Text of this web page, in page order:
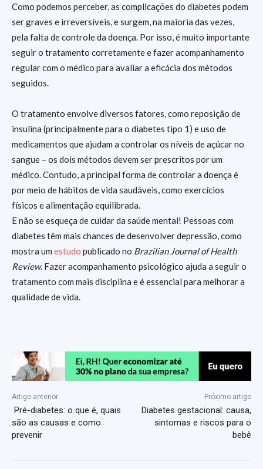
Como podemos perceber, as complicações do diabetes podem
ser graves e irreversíveis, e surgem, na maioria das vezes,
pela falta de controle da doença. Por isso, é muito importante
seguir o tratamento corretamente e fazer acompanhamento
regular com o médico para avaliar a eficácia dos métodos
seguidos.
O tratamento envolve diversos fatores, como reposição de
insulina (principalmente para o diabetes tipo 1) e uso de
medicamentos que ajudam a controlar os níveis de açúcar no
sangue – os dois métodos devem ser prescritos por um
médico. Contudo, a principal forma de controlar a doença é
por meio de hábitos de vida saudáveis, como exercícios
físicos e alimentação equilibrada.
E não se esqueça de cuidar da saúde mental! Pessoas com
diabetes têm mais chances de desenvolver depressão, como
mostra um estudo publicado no Brazilian Journal of Health
Review. Fazer acompanhamento psicológico ajuda a seguir o
tratamento com mais disciplina e é essencial para melhorar a
qualidade de vida.
Artigo anterior
Pré-diabetes: o que é, quais
são as causas e como
prevenir
Próximo artigo
Diabetes gestacional: causa,
sintomas e riscos para o
bebê